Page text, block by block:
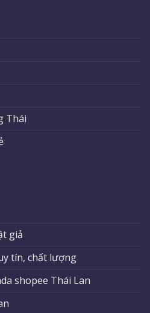
Thái
giả
tín, chất lượng
shopee Thái Lan